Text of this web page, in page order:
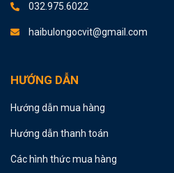
032.975.6022
haibulongocvit@gmail.com
HƯỚNG DẪN
Hướng dẫn mua hàng
Hướng dẫn thanh toán
Các hình thức mua hàng